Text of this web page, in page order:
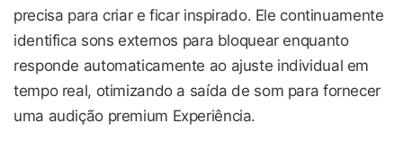
precisa para criar e ficar inspirado. Ele continuamente
identifica sons externos para bloquear enquanto
responde automaticamente ao ajuste individual em
tempo real, otimizando a saída de som para fornecer
uma audição premium Experiência.